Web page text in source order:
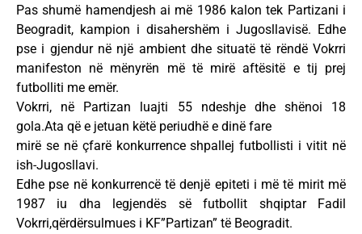
Pas shumë hamendjesh ai më 1986 kalon tek Partizani i
Beogradit, kampion i disahershëm i Jugosllavisë. Edhe
pse i gjendur në një ambient dhe situatë të rëndë Vokrri
manifeston në mënyrën më të mirë aftësitë e tij prej
futbolliti me emër.
Vokrri, në Partizan luajti 55 ndeshje dhe shënoi 18
gola.Ata që e jetuan këtë periudhë e dinë fare
mirë se në çfarë konkurrence shpallej futbollisti i vitit në
ish-Jugosllavi.
Edhe pse në konkurrencë të denjë epiteti i më të mirit më
1987 iu dha legjendës së futbollit shqiptar Fadil
Vokrri,qërdërsulmues i KF”Partizan” të Beogradit.